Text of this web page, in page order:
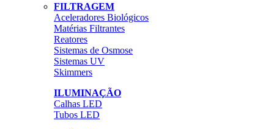
FILTRAGEM
Aceleradores Biológicos
Matérias Filtrantes
Reatores
Sistemas de Osmose
Sistemas UV
Skimmers
ILUMINAÇÃO
Calhas LED
Tubos LED